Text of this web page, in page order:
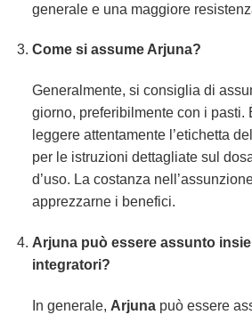
generale e una maggiore
Come si assume Arjuna?
Generalmente, si consiglia di
giorno, preferibilmente con i pasti.
leggere attentamente l’etichetta
per le istruzioni dettagliate sul
d’uso. La costanza
apprezzarne i benefici.
Arjuna può essere assunto
integratori?
In generale, Arjunapuò essere